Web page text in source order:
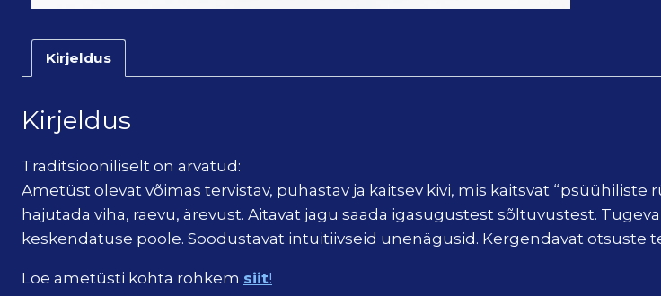
Kirjeldus
Kirjeldus
Traditsiooniliselt on arvatud:
Ametüst olevat võimas tervistav, puhastav ja kaitsev kivi, mis kaitsvat
hajutada viha, raevu, ärevust. Aitavat jagu saada igasugustest sõltuvustest.
keskendatuse poole. Soodustavat intuitiivseid unenägusid. Kergendavat otsuste
Loe ametüsti kohta rohkem siit!